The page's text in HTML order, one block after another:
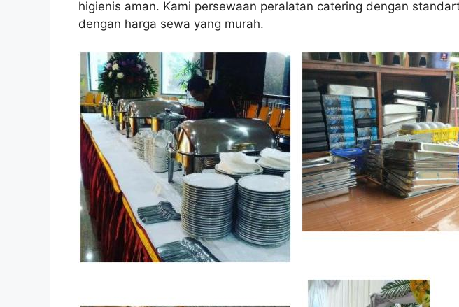
higienis aman. Kami persewaan peralatan catering dengan
dengan harga sewa yang murah.